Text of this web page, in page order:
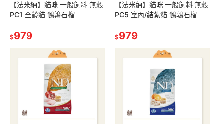
【法米納】貓咪 一般飼料 無穀
PC1 全齡貓 鵪鶉石榴
$979
【法米納】貓咪 一般飼料 無穀
PC5 室內/結紮貓 鵪鶉石榴
$979